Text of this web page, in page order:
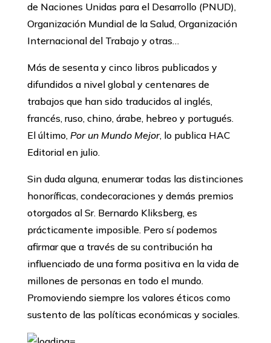
de Naciones Unidas para el Desarrollo (PNUD),
Organización Mundial de la Salud, Organización
Internacional del Trabajo y otras…
Más de sesenta y cinco libros publicados y
difundidos a nivel global y centenares de
trabajos que han sido traducidos al inglés,
francés, ruso, chino, árabe, hebreo y portugués.
El último, Por un Mundo Mejor, lo publica HAC
Editorial en julio.
Sin duda alguna, enumerar todas las distinciones
honoríficas, condecoraciones y demás premios
otorgados al Sr. Bernardo Kliksberg, es
prácticamente imposible. Pero sí podemos
afirmar que a través de su contribución ha
influenciado de una forma positiva en la vida de
millones de personas en todo el mundo.
Promoviendo siempre los valores éticos como
sustento de las políticas económicas y sociales.